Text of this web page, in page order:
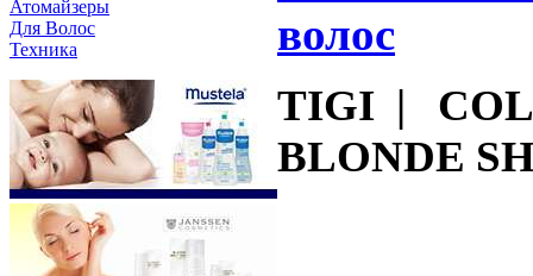
Атомайзеры
Для Волос
Техника
волос
TIGI |
BLONDE